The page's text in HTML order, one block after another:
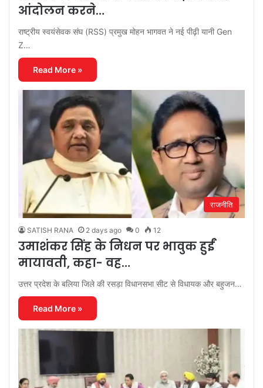
आंदोलन करने…
राष्ट्रीय स्वयंसेवक संघ (RSS) प्रमुख मोहन भागवत ने नई पीढ़ी यानी Gen
Z…
Read More »
राजनीति
SATISH RANA 2 days ago 0 12
उमाशंकर सिंह के निधन पर भावुक हुईं
मायावती, कहा- वह…
उत्तर प्रदेश के बलिया जिले की रसड़ा विधानसभा सीट से विधायक और बहुजन…
Read More »